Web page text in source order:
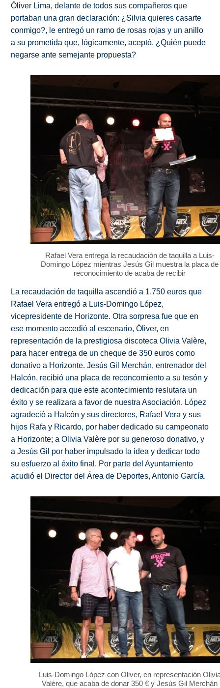
Óliver Lima, delante de todos sus compañeros que
portaban una gran declaración: ¿Silvia quieres casarte
conmigo?, le entregó un ramo de rosas rojas y un anillo
a su prometida que, lógicamente, aceptó. ¿Quién puede
negarse ante semejante propuesta?
Rafael Vera entrega la recaudación de taquilla a Luis-
Domingo López mientras Jesús Gil muestra la placa de
reconocimiento de acaba de recibir
La recaudación de taquilla ascendió a 1.750 euros que
Rafael Vera entregó a Luis-Domingo López,
vicepresidente de Horizonte. Otra sorpresa fue que en
ese momento accedió al escenario, Óliver, en
representación de la prestigiosa discoteca Olivia Valère,
para hacer entrega de un cheque de 350 euros como
donativo a Horizonte. Jesús Gil Merchán, entrenador del
Halcón, recibió una placa de reconcomiento a su tesón y
dedicación para que este acontecimiento reslutara un
éxito y se realizara a favor de nuestra Asociación. López
agradeció a Halcón y sus directores, Rafael Vera y sus
hijos Rafa y Ricardo, por haber dedicado su campeonato
a Horizonte; a Olivia Valère por su generoso donativo, y
a Jesús Gil por haber impulsado la idea y dedicar todo
su esfuerzo al éxito final. Por parte del Ayuntamiento
acudió el Director del Área de Deportes, Antonio García.
Luis-Domingo López con Oliver, en representación
Valère, que acaba de donar 350 € y Jesús Gil Merchán